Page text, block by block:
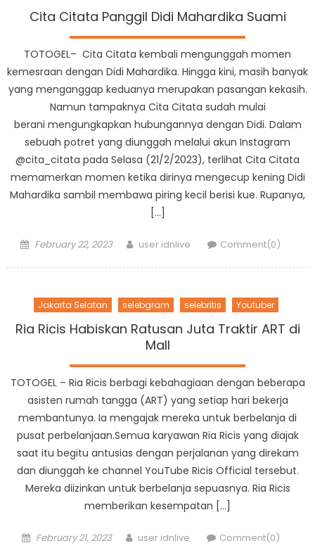
Cita Citata Panggil Didi Mahardika Suami
TOTOGEL– Cita Citata kembali mengunggah momen
kemesraan dengan Didi Mahardika. Hingga kini, masih banyak
yang menganggap keduanya merupakan pasangan kekasih.
Namun tampaknya Cita Citata sudah mulai
berani mengungkapkan hubungannya dengan Didi. Dalam
sebuah potret yang diunggah melalui akun Instagram
@cita_citata pada Selasa (21/2/2023), terlihat Cita Citata
memamerkan momen ketika dirinya mengecup kening Didi
Mahardika sambil membawa piring kecil berisi kue. Rupanya,
[…]
Posted
February 22, 2023 Author
user idnlive Comment(0)
Jakarta Selatan selebgram selebritis Youtuber
Ria Ricis Habiskan Ratusan Juta Traktir ART di
Mall
TOTOGEL – Ria Ricis berbagi kebahagiaan dengan beberapa
asisten rumah tangga (ART) yang setiap hari bekerja
membantunya. Ia mengajak mereka untuk berbelanja di
pusat perbelanjaan.Semua karyawan Ria Ricis yang diajak
saat itu begitu antusias dengan perjalanan yang direkam
dan diunggah ke channel YouTube Ricis Official tersebut.
Mereka diizinkan untuk berbelanja sepuasnya. Ria Ricis
memberikan kesempatan […]
Posted
February 21, 2023 Author
user idnlive Comment(0)